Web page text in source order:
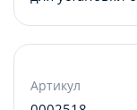
Артикул